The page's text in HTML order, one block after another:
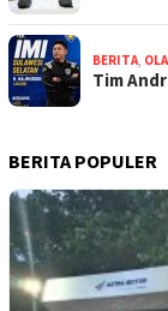
BERITA
Tim
BERITA POPULER